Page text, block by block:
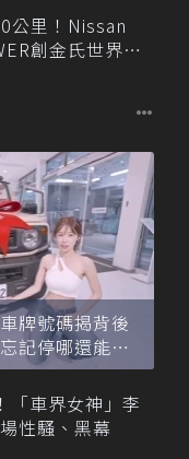
公里！Nissan
創金氏世界紀
牌號碼揭背後
記停哪還能幫
「車界女神」李
性騷、黑幕